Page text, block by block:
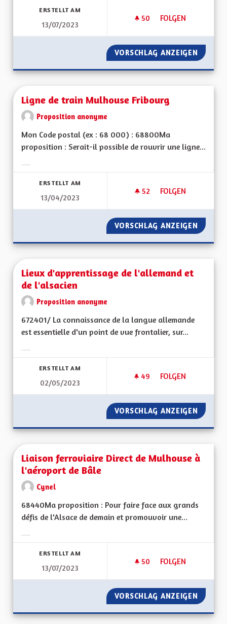
ERSTELLT AM
13/07/2023
50 50 FOLLOWER
FOLGEN
LIMITATION DU
VORSCHLAG ANZEIGEN
Ligne de train Mulhouse Fribourg
Proposition anonyme
Mon Code postal (ex : 68 000) : 68800Ma
proposition : Serait-il possible de rouvrir une ligne...
ERSTELLT AM
13/04/2023
52 52 FOLLOWER
FOLGEN
LIGNE DE TRAIN
VORSCHLAG ANZEIGEN LIGNE
Lieux d'apprentissage de l'allemand et
de l'alsacien
Proposition anonyme
672401/ La connaissance de la langue allemande
est essentielle d'un point de vue frontalier, sur...
ERSTELLT AM
02/05/2023
49 49 FOLLOWER
FOLGEN
LIEUX
VORSCHLAG ANZEIGEN LIEUX
Liaison ferroviaire Direct de Mulhouse à
l'aéroport de Bâle
Cynel
68440Ma proposition : Pour faire face aux grands
défis de l'Alsace de demain et promouvoir une...
ERSTELLT AM
13/07/2023
50 50 FOLLOWER
FOLGEN
LIAISON
VORSCHLAG ANZEIGEN